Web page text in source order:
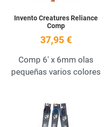
Invento Creatures Reliance
Comp
37,95 €
Comp 6' x 6mm olas
pequeñas varios colores
Add to Wishlist